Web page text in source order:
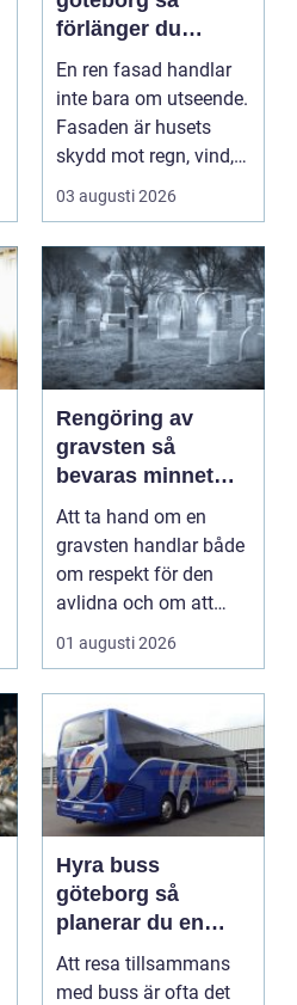
förlänger du
fasadens livslängd
En ren fasad handlar
inte bara om utseende.
Fasaden är husets
skydd mot regn, vind,
avgaser och påvä...
03 augusti 2026
Rengöring av
gravsten så
bevaras minnet
och stenen håller
Att ta hand om en
gravsten handlar både
om respekt för den
avlidna och om att
bevara en viktig plats...
01 augusti 2026
Hyra buss
göteborg så
planerar du en
trygg och smidig
gruppresa
Att resa tillsammans
med buss är ofta det